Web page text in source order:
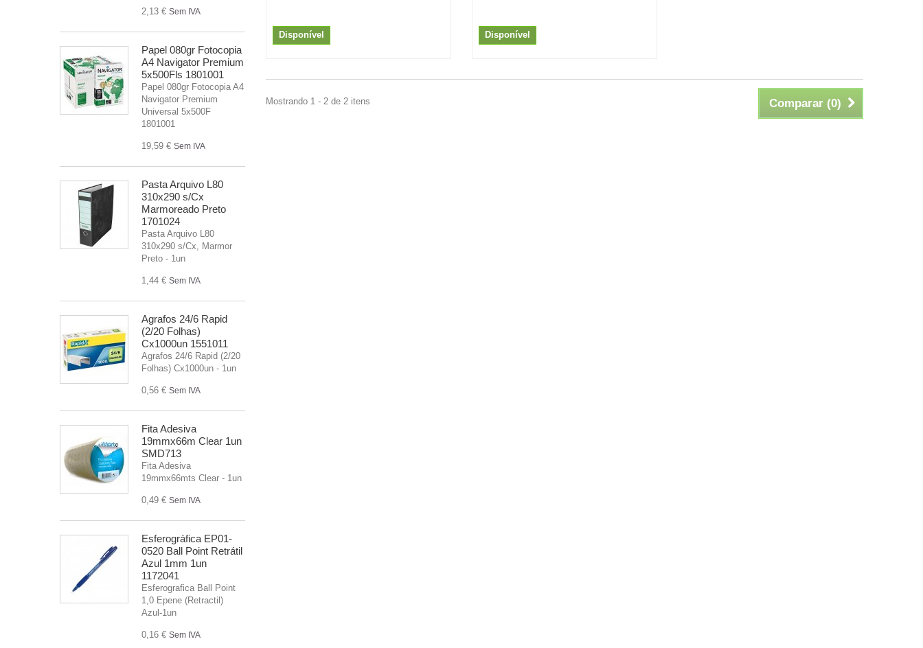
2,13 € Sem IVA
Papel 080gr Fotocopia
A4 Navigator Premium
5x500Fls 1801001
Papel 080gr Fotocopia A4
Navigator Premium
Universal 5x500F
1801001
19,59 € Sem IVA
Pasta Arquivo L80
310x290 s/Cx
Marmoreado Preto
1701024
Pasta Arquivo L80
310x290 s/Cx, Marmor
Preto - 1un
1,44 € Sem IVA
Agrafos 24/6 Rapid
(2/20 Folhas)
Cx1000un 1551011
Agrafos 24/6 Rapid (2/20
Folhas) Cx1000un - 1un
0,56 € Sem IVA
Fita Adesiva
19mmx66m Clear 1un
SMD713
Fita Adesiva
19mmx66mts Clear - 1un
0,49 € Sem IVA
Esferográfica EP01-
0520 Ball Point Retrátil
Azul 1mm 1un
1172041
Esferografica Ball Point
1,0 Epene (Retractil)
Azul-1un
0,16 € Sem IVA
Disponível Disponível
Comparar (0)
Mostrando 1 - 2 de 2 itens